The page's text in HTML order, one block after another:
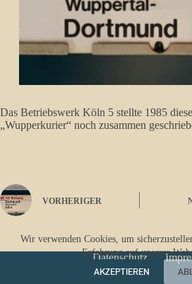
Wir verwenden Cookies, um
Erfahrung auf unserer
AKZEPTIEREN
Das Betriebswerk Köln 5 stellte 1985
„Wupperkurier“ noch zusammen
VORHERIGER
Datenschutz